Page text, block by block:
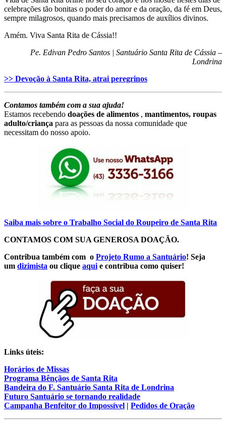
celebrações tão bonitas o poder do amor e da oração, da fé em Deus,
sempre milagrosos, quando mais precisamos de auxílios divinos.
Amém. Viva Santa Rita de Cássia!!
Pe. Edivan Pedro Santos | Santuário Santa Rita de Cássia –
Londrina
>> Devoção à Santa Rita, atrai peregrinos
Contamos também com a sua ajuda!
Estamos recebendo doações de alimentos , mantimentos, roupas
adulto/criança para as pessoas da nossa comunidade que
necessitam do nosso apoio.
Saiba mais sobre o Trabalho Social do Roupeiro de Santa Rita
CONTAMOS COM SUA GENEROSA DOAÇÃO.
Contribua também com o Projeto Rumo a Santuário! Seja
um dizimista ou clique aqui e contribua como quiser!
Links úteis:
Horários de Missas
Programa Bênçãos de Santa Rita
Bandeira do F. Santuário Santa Rita de Londrina
Futuro Santuário se tornando realidade
Campanha Benfeitor do Impossível | Pedidos de Oração